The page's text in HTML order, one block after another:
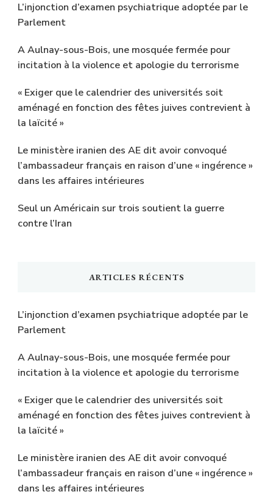
L’injonction d’examen psychiatrique adoptée par le
Parlement
A Aulnay-sous-Bois, une mosquée fermée pour
incitation à la violence et apologie du terrorisme
« Exiger que le calendrier des universités soit
aménagé en fonction des fêtes juives contrevient à
la laïcité »
Le ministère iranien des AE dit avoir convoqué
l’ambassadeur français en raison d’une « ingérence »
dans les affaires intérieures
Seul un Américain sur trois soutient la guerre
contre l’Iran
ARTICLES RÉCENTS
L’injonction d’examen psychiatrique adoptée par le
Parlement
A Aulnay-sous-Bois, une mosquée fermée pour
incitation à la violence et apologie du terrorisme
« Exiger que le calendrier des universités soit
aménagé en fonction des fêtes juives contrevient à
la laïcité »
Le ministère iranien des AE dit avoir convoqué
l’ambassadeur français en raison d’une « ingérence »
dans les affaires intérieures